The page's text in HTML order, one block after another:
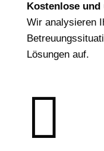
Kostenlose
Wir analysieren
Lösungen auf.
